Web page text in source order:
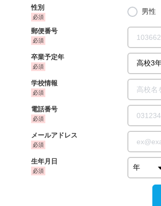
性別 男性
郵便番号
卒業予定年
学校情報
電話番号
メールアドレス
生年月日